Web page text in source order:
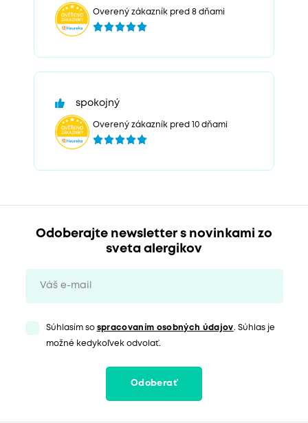
Overený zákazník pred 8 dňami
spokojný
Overený zákazník pred 10 dňami
Odoberajte newsletter s novinkami zo
sveta alergikov
Súhlasím so spracovaním osobných údajov. Súhlas je
možné kedykoľvek odvolať.
Odoberať